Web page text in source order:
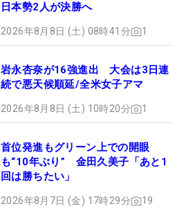
日本勢2人が決勝へ
2026年8月8日 (土) 08時41分 1
岩永杏奈が16強進出 大会は3日連
続で悪天候順延/全米女子アマ
2026年8月8日 (土) 10時20分 1
首位発進もグリーン上での開眼
も“10年ぶり” 金田久美子「あと1
回は勝ちたい」
2026年8月7日 (金) 17時29分 19